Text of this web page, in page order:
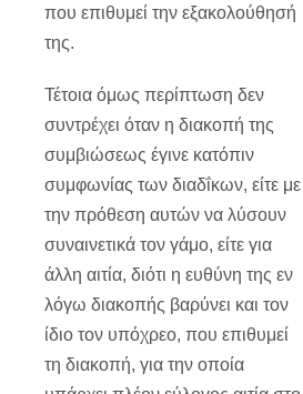
που επιθυμεί την εξακολούθησή
της.
Τέτοια όμως περίπτωση δεν
συντρέχει όταν η διακοπή της
συμβιώσεως έγινε κατόπιν
συμφωνίας των διαδΐκων, είτε με
την πρόθεση αυτών να λύσουν
συναινετικά τον γάμο, είτε για
άλλη αιτία, διότι η ευθύνη της εν
λόγω διακοπής βαρύνει και τον
ίδιο τον υπόχρεο, που επιθυμεί
τη διακοπή, για την οποία